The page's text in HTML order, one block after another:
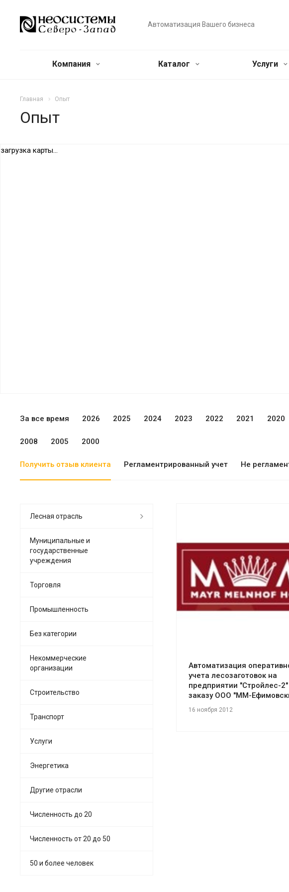
Автоматизация Вашего бизнеса
Компания Каталог Услуги
Главная Опыт
Опыт
загрузка карты...
За все время 2026 2025 2024 2023 2022 2021 2020
2008 2005 2000
Получить отзыв клиента Регламентрированный учет Не
Смотреть проект
Автоматизация
учета лесозаготовок на
предприятии "Стройлес-
заказу ООО "ММ-
16 ноября 2012
Лесная отрасль
Муниципальные и
государственные
учреждения
Торговля
Промышленность
Без категории
Некоммерческие
организации
Строительство
Транспорт
Услуги
Энергетика
Другие отрасли
Численность до 20
Численность от 20 до 50
50 и более человек